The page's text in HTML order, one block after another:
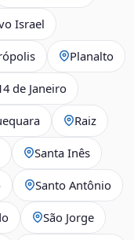
Israel
Planalto
de Janeiro
Raiz
Santa Inês
Santo Antônio
São Jorge